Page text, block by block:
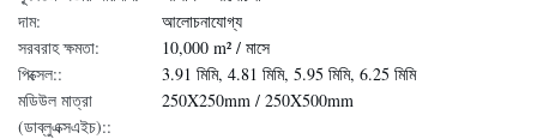
দাম:
আলোচনাযোগ্য
সরবরাহ ক্ষমতা:
10,000 m² / মাসে
পিক্সেল::
3.91 মিমি, 4.81 মিমি, 5.95 মিমি, 6.25 মিমি
মডিউল মাত্রা
(ডাব্লুএক্সএইচ)::
250X250mm / 250X500mm